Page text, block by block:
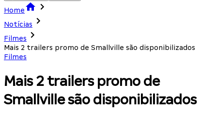
Home
Notícias
Filmes
Mais 2 trailers promo de Smallville são disponibilizados
Filmes
Mais 2 trailers promo de
Smallville são disponibilizados